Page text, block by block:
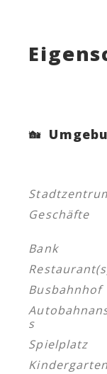
Geschäfte
Bank
Busbahnhof
s
Spielplatz
Kindergarten